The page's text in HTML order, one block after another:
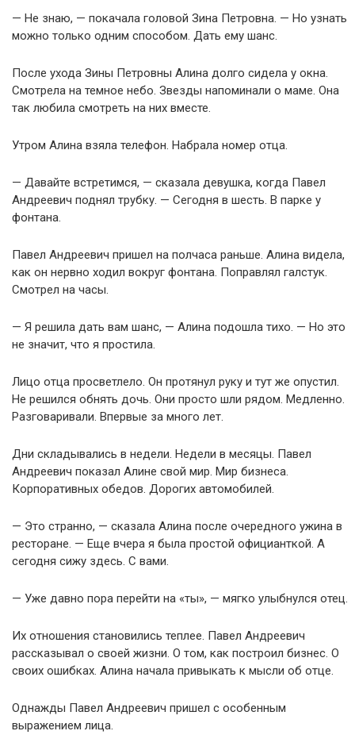
— Не знаю, — покачала головой Зина Петровна. — Но узнать
можно только одним способом. Дать ему шанс.
После ухода Зины Петровны Алина долго сидела у окна.
Смотрела на темное небо. Звезды напоминали о маме. Она
так любила смотреть на них вместе.
Утром Алина взяла телефон. Набрала номер отца.
— Давайте встретимся, — сказала девушка, когда Павел
Андреевич поднял трубку. — Сегодня в шесть. В парке у
фонтана.
Павел Андреевич пришел на полчаса раньше. Алина видела,
как он нервно ходил вокруг фонтана. Поправлял галстук.
Смотрел на часы.
— Я решила дать вам шанс, — Алина подошла тихо. — Но это
не значит, что я простила.
Лицо отца просветлело. Он протянул руку и тут же опустил.
Не решился обнять дочь. Они просто шли рядом. Медленно.
Разговаривали. Впервые за много лет.
Дни складывались в недели. Недели в месяцы. Павел
Андреевич показал Алине свой мир. Мир бизнеса.
Корпоративных обедов. Дорогих автомобилей.
— Это странно, — сказала Алина после очередного ужина в
ресторане. — Еще вчера я была простой официанткой. А
сегодня сижу здесь. С вами.
— Уже давно пора перейти на «ты», — мягко улыбнулся отец.
Их отношения становились теплее. Павел Андреевич
рассказывал о своей жизни. О том, как построил бизнес. О
своих ошибках. Алина начала привыкать к мысли об отце.
Однажды Павел Андреевич пришел с особенным
выражением лица.